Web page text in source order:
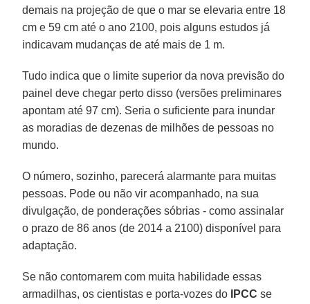
demais na projeção de que o mar se elevaria entre 18
cm e 59 cm até o ano 2100, pois alguns estudos já
indicavam mudanças de até mais de 1 m.
Tudo indica que o limite superior da nova previsão do
painel deve chegar perto disso (versões preliminares
apontam até 97 cm). Seria o suficiente para inundar
as moradias de dezenas de milhões de pessoas no
mundo.
O número, sozinho, parecerá alarmante para muitas
pessoas. Pode ou não vir acompanhado, na sua
divulgação, de ponderações sóbrias - como assinalar
o prazo de 86 anos (de 2014 a 2100) disponível para
adaptação.
Se não contornarem com muita habilidade essas
armadilhas, os cientistas e porta-vozes do
IPCC se